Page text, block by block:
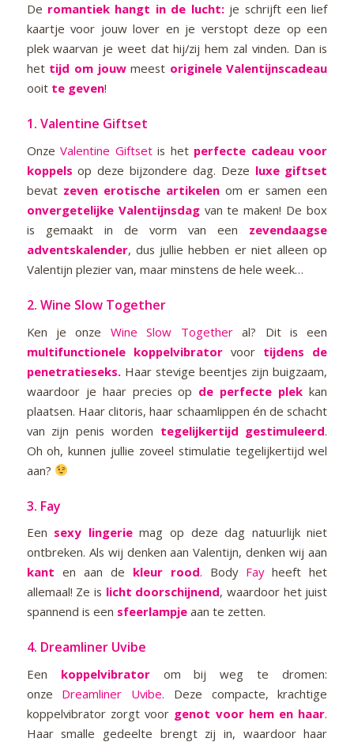
De romantiek hangt in de lucht:je schrijft een lief
kaartje voor jouw lover en je verstopt deze op een
plek waarvan je weet dat hij/zij hem zal vinden. Dan is
hettijd om jouwmeest originele Valentijnscadeau
ooit te geven!
1. Valentine Giftset
OnzeValentine Giftsetis het perfecte cadeau voor
koppels op deze bijzondere dag. Deze luxe giftset
bevat zeven erotische artikelenom er samen een
onvergetelijke Valentijnsdagvan te maken! De box
is gemaakt in de vorm van een zevendaagse
adventskalender, dus jullie hebben er niet alleen op
Valentijn plezier van, maar minstens de hele week…
2. Wine Slow Together
Ken je onze Wine Slow Togetheral? Dit is een
multifunctionele koppelvibratorvoor tijdens de
penetratieseks.Haar stevige beentjes zijn buigzaam,
waardoor je haar precies op de perfecte plek kan
plaatsen. Haar clitoris, haar schaamlippen én de schacht
van zijn penis worden tegelijkertijd gestimuleerd.
Oh oh, kunnen jullie zoveel stimulatie tegelijkertijd wel
aan?
3. Fay
Een sexy lingeriemag op deze dag natuurlijk niet
ontbreken. Als wij denken aan Valentijn, denken wij aan
kant en aan de kleur rood. Body Fayheeft het
allemaal! Ze is licht doorschijnend, waardoor het juist
spannend is een sfeerlampjeaan te zetten.
4. Dreamliner Uvibe
Een koppelvibratorom bij weg te dromen:
onze Dreamliner Uvibe. Deze compacte, krachtige
koppelvibrator zorgt voor genot voor hem en haar.
Haar smalle gedeelte brengt zij in, waardoor haar